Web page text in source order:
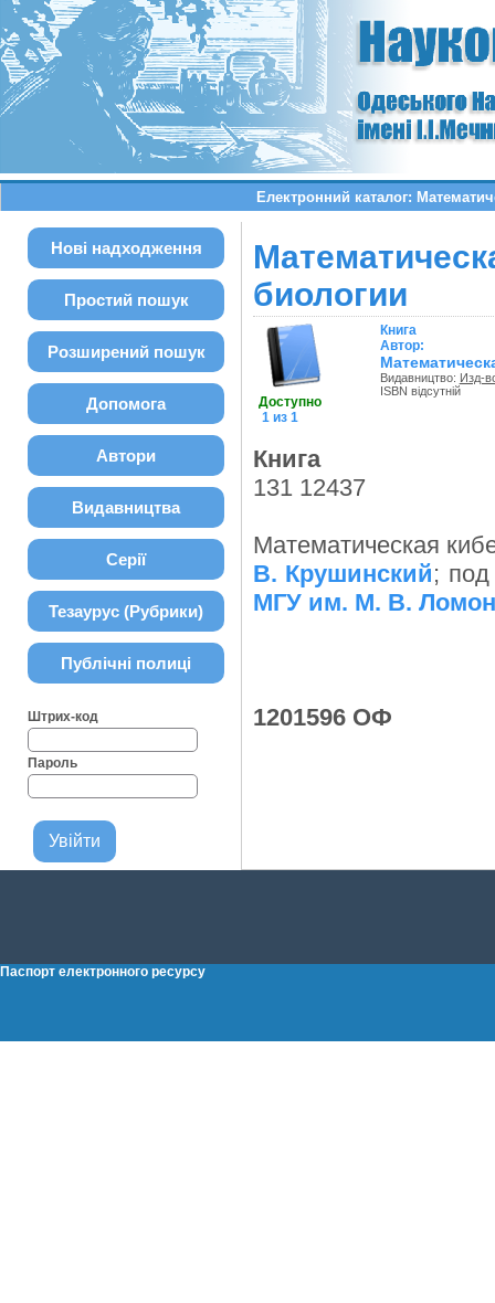
Електронний каталог:
Нові надходження
Простий пошук
Розширений пошук
Допомога
Автори
Видавництва
Серії
Тезаурус (Рубрики)
Публічні полиці
Штрих-код
Пароль
биологии
Доступно
1 из 1
Книга
Автор:
Видавництво: Изд-
ISBN відсутній
Книга
131 12437
Математическая
В. Крушинский;
МГУ им. М. В.
1201596 ОФ
Паспорт електронного ресурсу